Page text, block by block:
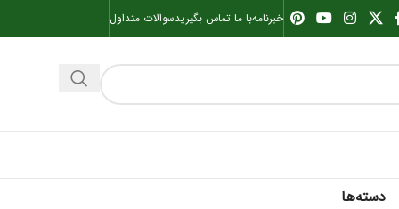
خبرنامهبا ما تماس بگیریدسوالات متداول
دسته‌ها